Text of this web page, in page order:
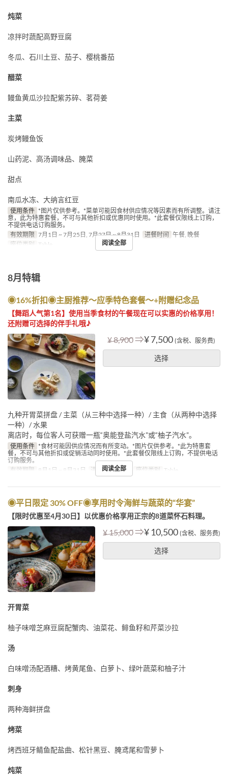
炖菜
凉拌时蔬配高野豆腐
冬瓜、石川土豆、茄子、樱桃番茄
醋菜
鳗鱼黄瓜沙拉配紫苏碎、茗荷姜
主菜
炭烤鳗鱼饭
山药泥、高汤调味品、腌菜
甜点
南瓜水冻、大纳言红豆
使用条件 *图片仅供参考。*菜单可能因食材供应情况等因素而有所调整。请注
意，此为特惠套餐，不可与其他折扣或优惠同时使用。*此套餐仅限线上订购，
不提供电话订购服务。
有效期限 7月1日 ~ 7月25日, 7月27日 ~ 8月31日 进餐时间 午餐, 晚餐
座位类别 Table 阅读全部
8月特辑
◉16%折扣◉主厨推荐～应季特色套餐～+附赠纪念品
【舞蹈人气第1名】使用当季食材的午餐现在可以实惠的价格享用！
还附赠可选择的伴手礼哦♪
¥ 8,900⇒¥ 7,500 (含税、服务费)
选择
九种开胃菜拼盘 / 主菜（从三种中选择一种）/ 主食（从两种中选择
一种）/ 水果
离店时，每位客人可获赠一瓶“奥能登盐汽水”或“柚子汽水”。
使用条件 *食材可能因供应情况而有所变动。*图片仅供参考。*此为特惠套
餐，不可与其他折扣或促销活动同时使用。*此套餐仅限线上订购，不提供电话
订购服务。
有效期限 8月1日 ~ 8月31日 进餐时间 午餐 座位类别 Table
阅读全部
◉平日限定 30% OFF◉享用时令海鲜与蔬菜的“华宴”
【限时优惠至4月30日】以优惠价格享用正宗的8道菜怀石料理。
¥ 15,000⇒¥ 10,500 (含税、服务费)
选择
开胃菜
柚子味噌芝麻豆腐配蟹肉、油菜花、鲱鱼籽和芹菜沙拉
汤
白味噌汤配酒糟、烤黄尾鱼、白萝卜、绿叶蔬菜和柚子汁
刺身
两种海鲜拼盘
烤菜
烤西班牙鲭鱼配盐曲、松针黑豆、腌鸢尾和雪萝卜
炖菜